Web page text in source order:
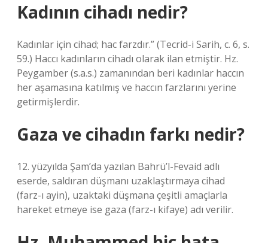
Kadının cihadı nedir?
Kadınlar için cihad; hac farzdır.” (Tecrid-i Sarih, c. 6, s.
59.) Haccı kadınların cihadı olarak ilan etmiştir. Hz.
Peygamber (s.a.s.) zamanından beri kadınlar haccın
her aşamasına katılmış ve haccın farzlarını yerine
getirmişlerdir.
Gaza ve cihadın farkı nedir?
12. yüzyılda Şam’da yazılan Bahrü’l-Fevaid adlı
eserde, saldıran düşmanı uzaklaştırmaya cihad
(farz-ı ayin), uzaktaki düşmana çeşitli amaçlarla
hareket etmeye ise gaza (farz-ı kifaye) adı verilir.